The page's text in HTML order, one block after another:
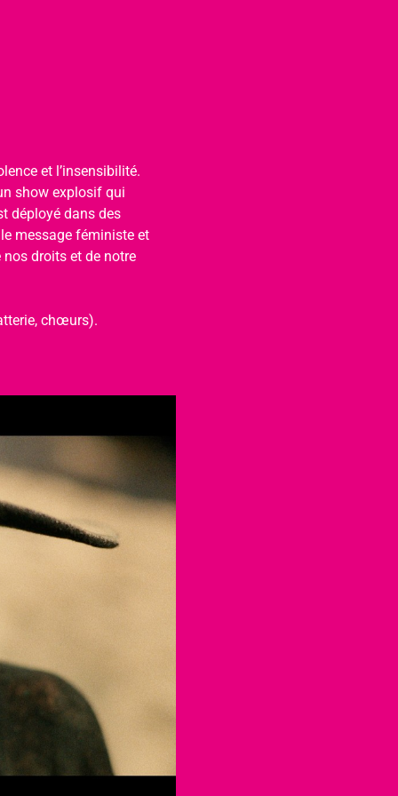
et l’insensibilité.
show explosif qui
déployé dans des
message féministe et
droits et de notre
chœurs).